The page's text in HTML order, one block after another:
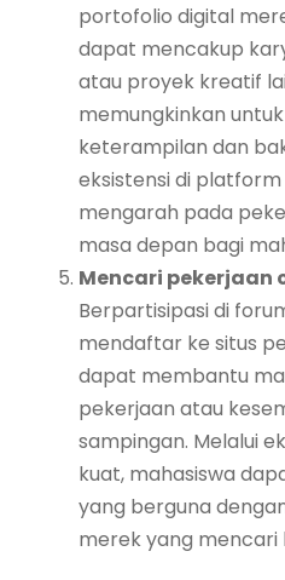
portofolio digital
dapat mencakup
atau proyek kreatif
memungkinkan
keterampilan dan
eksistensi di platform
mengarah pada
masa depan bagi
Mencari pekerjaan
Berpartisipasi di
mendaftar ke situs
dapat membantu
pekerjaan atau
sampingan. Melalui
kuat, mahasiswa
yang berguna
merek yang mencari